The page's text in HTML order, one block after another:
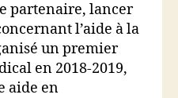
partenaire, lancer
l’aide à la
un premier
en 2018-2019,
aide en